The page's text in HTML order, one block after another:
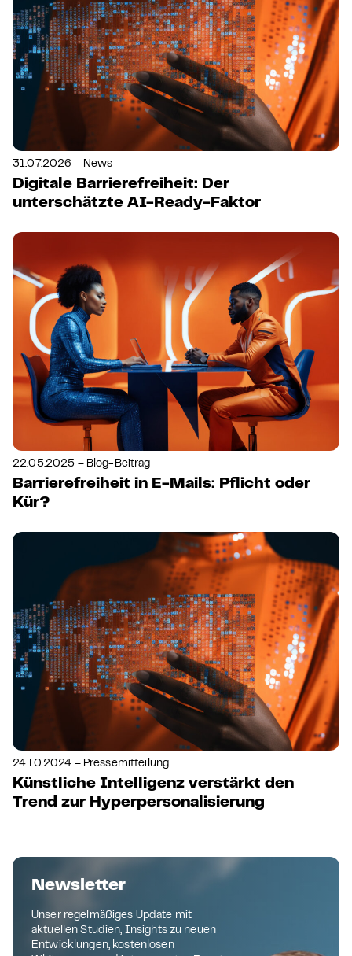
31.07.2026 – News
Digitale Barrierefreiheit: Der
unterschätzte AI-Ready-Faktor
22.05.2025 – Blog-Beitrag
Barrierefreiheit in E-Mails: Pflicht oder
Kür?
24.10.2024 – Pressemitteilung
Künstliche Intelligenz verstärkt den
Trend zur Hyperpersonalisierung
Newsletter
Unser regelmäßiges Update mit
aktuellen Studien, Insights zu neuen
Entwicklungen, kostenlosen